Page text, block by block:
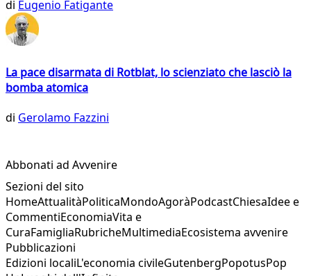
di Eugenio Fatigante
La pace disarmata di Rotblat, lo scienziato che lasciò la
bomba atomica
di Gerolamo Fazzini
Abbonati ad Avvenire
Sezioni del sito
HomeAttualitàPoliticaMondoAgoràPodcastChiesaIdee e
CommentiEconomiaVita e
CuraFamigliaRubricheMultimediaEcosistema avvenire
Pubblicazioni
Edizioni localiL'economia civileGutenbergPopotusPop